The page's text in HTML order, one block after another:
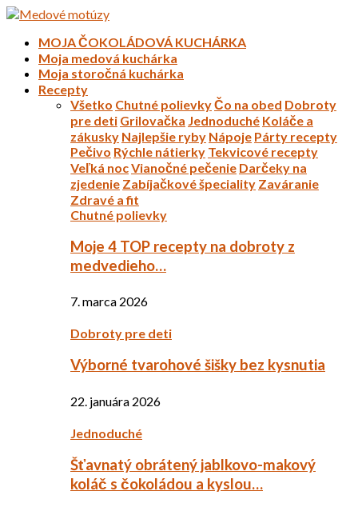
MOJA ČOKOLÁDOVÁ KUCHÁRKA
Moja medová kuchárka
Moja storočná kuchárka
Recepty
Všetko Chutné polievkyČo na obed Dobroty
pre deti Grilovačka Jednoduché Koláče a
zákusky Najlepšie ryby Nápoje Párty recepty
Pečivo Rýchle nátierky Tekvicové recepty
Veľká nocVianočné pečenie Darčeky na
zjedenie Zabíjačkové špeciality Zaváranie
Zdravé a fit
Chutné polievky
Moje 4 TOP recepty na dobroty z
medvedieho…
7. marca 2026
Dobroty pre deti
Výborné tvarohové šišky bez kysnutia
22. januára 2026
Jednoduché
Šťavnatý obrátený jablkovo-makový
koláč s čokoládou a kyslou…